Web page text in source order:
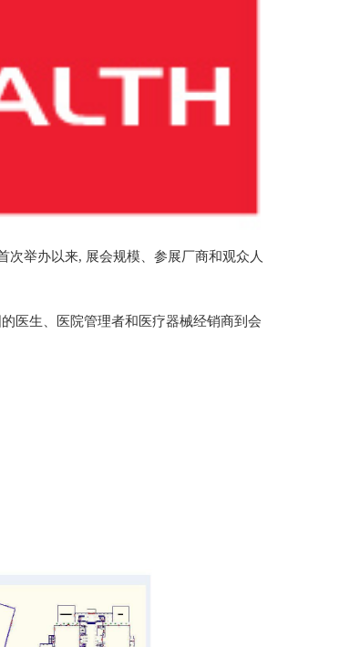
次举办以来, 展会规模、参展厂商和观众人
的医生、医院管理者和医疗器械经销商到会